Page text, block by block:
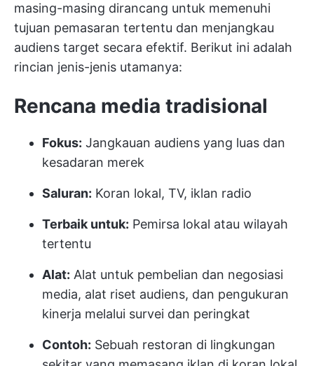
masing-masing dirancang untuk memenuhi
tujuan pemasaran tertentu dan menjangkau
audiens target secara efektif. Berikut ini adalah
rincian jenis-jenis utamanya:
Rencana media tradisional
Fokus: Jangkauan audiens yang luas dan
kesadaran merek
Saluran: Koran lokal, TV, iklan radio
Terbaik untuk: Pemirsa lokal atau wilayah
tertentu
Alat: Alat untuk pembelian dan negosiasi
media, alat riset audiens, dan pengukuran
kinerja melalui survei dan peringkat
Contoh: Sebuah restoran di lingkungan